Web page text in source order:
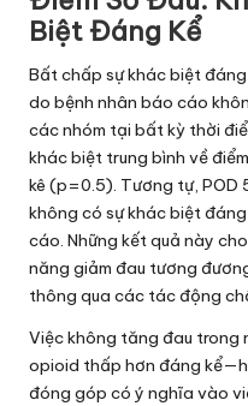
Biệt Đáng Kể
Bất chấp sự khác biệt
do bệnh nhân báo cáo
các nhóm tại bất kỳ thời
khác biệt trung bình về
kê (p=0.5). Tương tự,
không có sự khác biệt
cáo. Những kết quả này
năng giảm đau tương
thông qua các tác động
Việc không tăng đau trong
opioid thấp hơn đáng
đóng góp có ý nghĩa vào